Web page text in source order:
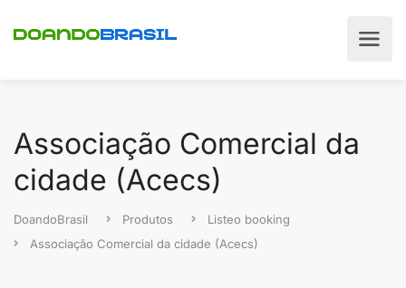
Associação Comercial da
cidade (Acecs)
DoandoBrasil Produtos
Listeo booking
Associação Comercial da cidade (Acecs)